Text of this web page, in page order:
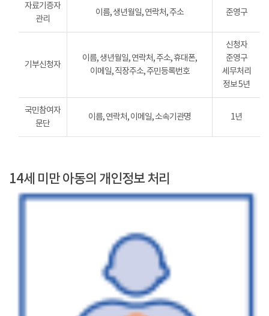
자료기증자
관리
이름, 생년월일, 연락처, 주소 준영구
기부신청자
이름, 생년월일, 연락처, 주소, 휴대폰,
이메일, 직장주소, 주민등록번호
신청자
준영구
세무처리
정보 5년
국민참여자
문단
이름, 연락처, 이메일, 소속기관명 1년
14세 미만 아동의 개인정보 처리